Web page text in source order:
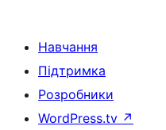
Навчання
Підтримка
Розробники
WordPress.tv ↗